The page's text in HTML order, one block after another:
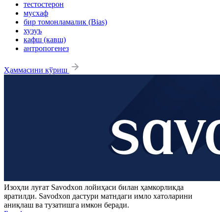
тестостерон
мусхаф
бир томонламалик (Bias)
хузуъ
кафш (кавш)
антропогенез
Ҳаммасини кўриш
Изоҳли луғат Savodxon лойиҳаси билан ҳамкорликда
яратилди. Savodxon дастури матндаги имло хатоларини
аниқлаш ва тузатишга имкон беради.